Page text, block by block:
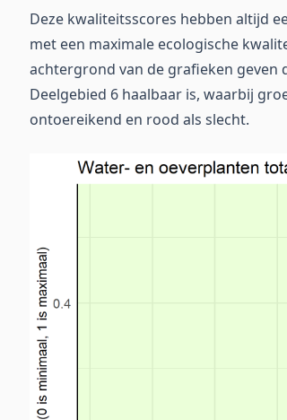
Deze kwaliteitsscores hebben altijd
met een maximale ecologische
achtergrond van de grafieken geven
Deelgebied 6 haalbaar is, waarbij
ontoereikend en rood als slecht.